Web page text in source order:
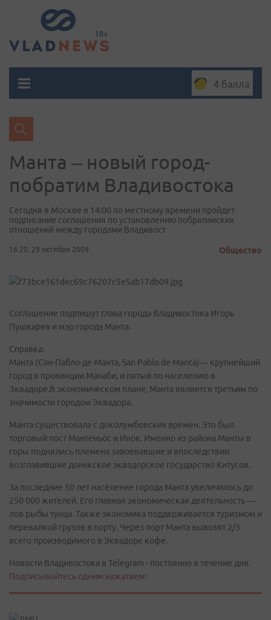
4 балла
Манта – новый город-
побратим Владивостока
Сегодня в Москве в 14:00 по местному времени пройдет
подписание соглашения по установлению побратимских
отношений между городами Владивост
16:20, 29 октября 2009 Общество
Соглашение подпишут глава города Владивостока Игорь
Пушкарев и мэр города Манта.
Справка:
Манта (Сан-Пабло-де-Манта, San Pablo de Manta)— крупнейший
город в провинции Манаби, и пятый по населению в
Эквадоре.В экономическом плане, Манта является третьим по
значимости городом Эквадора.
Манта существовала с доколумбовских времен. Это был
торговый пост Мантеньос и Инок. Именно из района Манты в
горы поднялись племена завоевавшие и впоследствии
возглавившие доинкское эквадорское государство Китусов.
За последние 50 лет население города Манта увеличилось до
250 000 жителей. Его главная экономическая деятельность —
лов рыбы тунца. Также экономика поддерживается туризмом и
перевалкой грузов в порту. Через порт Манта вывозят 2/3
всего производимого в Эквадоре кофе.
Новости Владивостока в Telegram - постоянно в течение дня.
Подписывайтесь одним нажатием!